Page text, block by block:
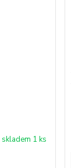
skladem 1 ks